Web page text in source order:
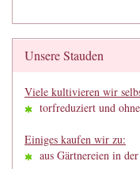
Unsere Stauden
Viele kultivieren wir
torfreduziert und
Einiges kaufen wir zu:
aus Gärtnereien in